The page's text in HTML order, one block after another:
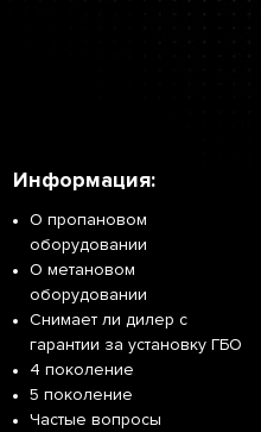
Информация:
О пропановом
оборудовании
О метановом
оборудовании
Снимает ли дилер с
гарантии за установку ГБО
4 поколение
5 поколение
Частые вопросы